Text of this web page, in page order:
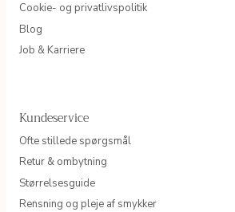
Cookie- og privatlivspolitik
Blog
Job & Karriere
Kundeservice
Ofte stillede spørgsmål
Retur & ombytning
Størrelsesguide
Rensning og pleje af smykker